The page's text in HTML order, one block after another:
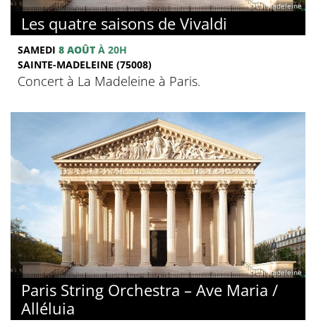
© La Madeleine
Les quatre saisons de Vivaldi
SAMEDI 8 AOÛT À 20H
SAINTE-MADELEINE (75008)
Concert à La Madeleine à Paris.
© La Madeleine
Paris String Orchestra – Ave Maria /
Alléluia